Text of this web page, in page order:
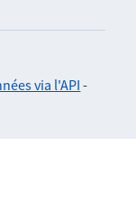
via l'API -